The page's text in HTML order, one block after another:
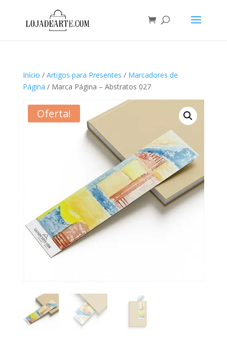
Início / Artigos para Presentes / Marcadores de
Página / Marca Página – Abstratos 027
Oferta!